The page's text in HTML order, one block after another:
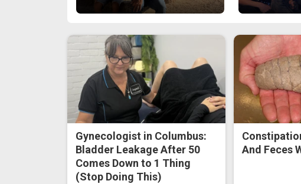
Gynecologist in Columbus:
Bladder Leakage After 50
Comes Down to 1 Thing
(Stop Doing This)
And Feces